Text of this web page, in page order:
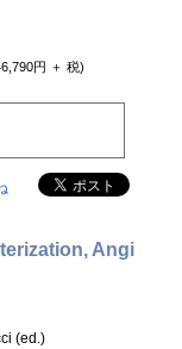
円 ＋ 税)
Angi
(ed.)